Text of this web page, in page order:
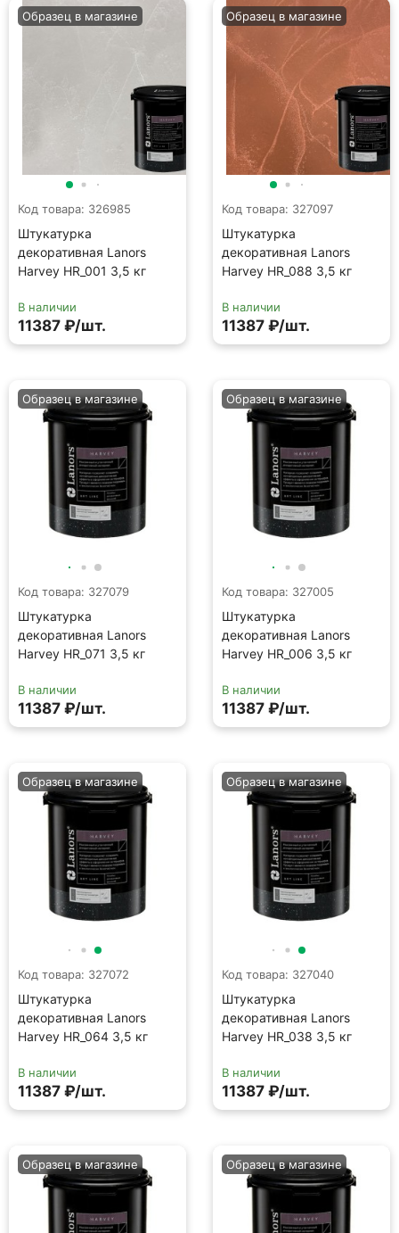
Код товара: 326985
Штукатурка
декоративная Lanors
Harvey HR_001 3,5 кг
Образец в магазине
В наличии
11387 ₽/шт.
Код товара: 327097
Штукатурка
декоративная Lanors
Harvey HR_088 3,5 кг
Образец в магазине
В наличии
11387 ₽/шт.
Код товара: 327079
Штукатурка
декоративная Lanors
Harvey HR_071 3,5 кг
Образец в магазине
В наличии
11387 ₽/шт.
Код товара: 327005
Штукатурка
декоративная Lanors
Harvey HR_006 3,5 кг
Образец в магазине
В наличии
11387 ₽/шт.
Код товара: 327072
Штукатурка
декоративная Lanors
Harvey HR_064 3,5 кг
Образец в магазине
В наличии
11387 ₽/шт.
Код товара: 327040
Штукатурка
декоративная Lanors
Harvey HR_038 3,5 кг
Образец в магазине
В наличии
11387 ₽/шт.
Образец в магазине Образец в магазине